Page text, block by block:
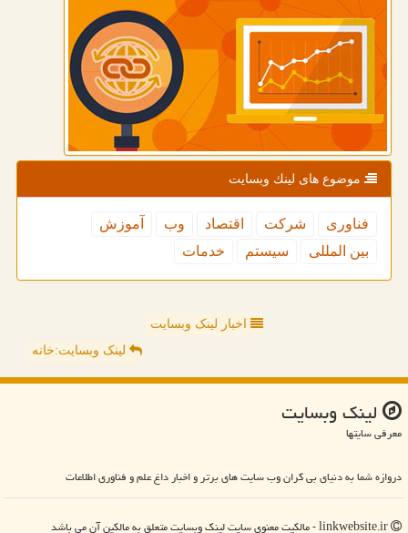
موضوع های لینك وبسایت
فناوری شركت اقتصاد وب
آموزش
بین المللی
سیستم خدمات
اخبار لینک وبسایت
لینک وبسایت:خانه
لینك وبسایت
معرفی سایتها
دروازه شما به دنیای بی کران وب سایت های برتر و اخبار داغ علم و فناوری اطلاعات